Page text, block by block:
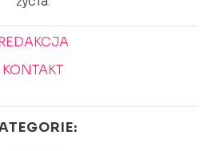
KONTAKT